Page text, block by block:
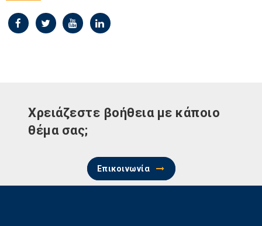
Χρειάζεστε βοήθεια με κάποιο
θέμα σας;
Επικοινωνία